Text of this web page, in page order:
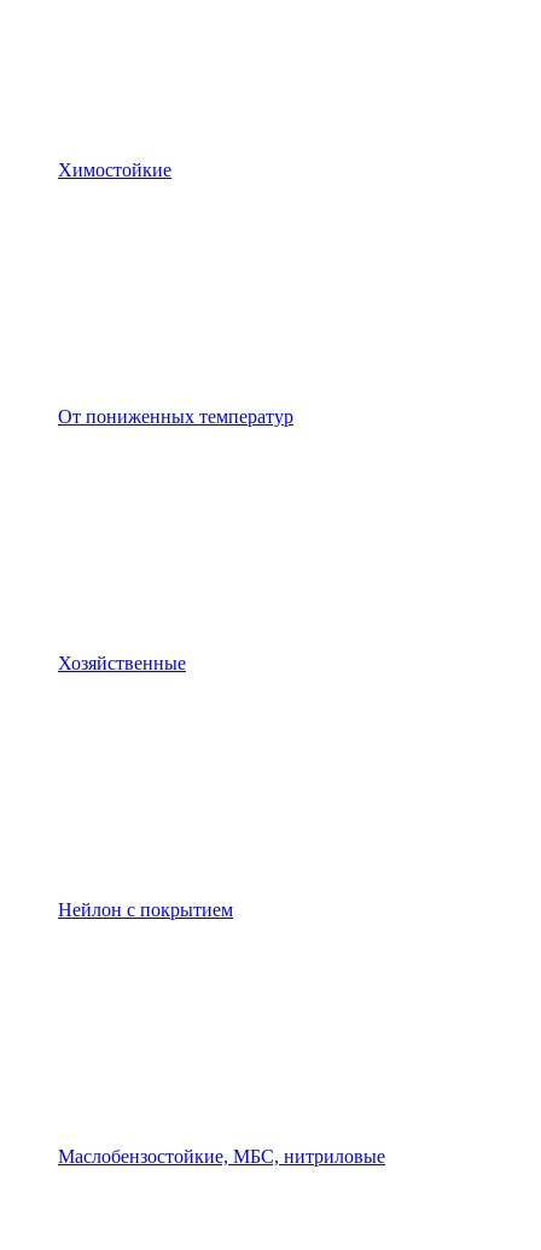
Химостойкие
От пониженных температур
Хозяйственные
Нейлон с покрытием
Маслобензостойкие, МБС, нитриловые